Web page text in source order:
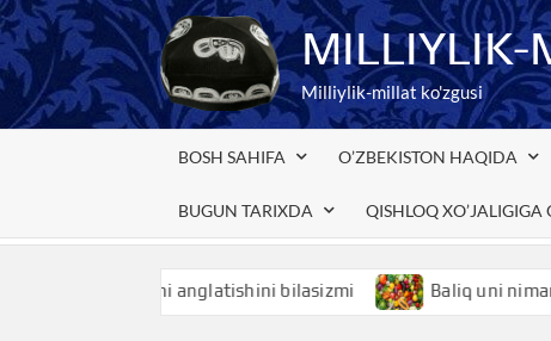
MILLIYLIK-
Milliylik-millat ko'zgusi
BOSH SAHIFA O’ZBEKISTON HAQIDA
BUGUN TARIXDA QISHLOQ
nimani anglatishini bilasizmi Baliq uni nimani